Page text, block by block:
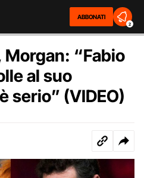
ABBONATI
2
Morgan: “Fabio
al suo
serio” (VIDEO)